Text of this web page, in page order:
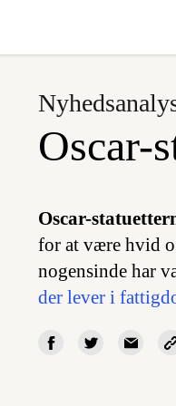
Oscar-
Oscar-
for at være hvid
nogensinde har
der lever i